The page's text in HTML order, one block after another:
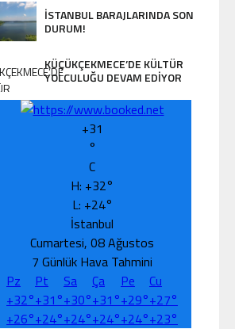
İSTANBUL BARAJLARINDA SON
DURUM!
KÜÇÜKÇEKMECE’DE KÜLTÜR
YOLCULUĞU DEVAM EDİYOR
+31
°
C
H: +32°
L: +24°
İstanbul
Cumartesi, 08 Ağustos
7 Günlük Hava Tahmini
Pz
Pt Sa Ça Pe
Cu
+32°+31°+30°+31°+29°+27°
+26°+24°+24°+24°+24°+23°